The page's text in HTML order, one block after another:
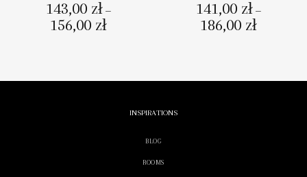
143,00 zł –
156,00 złZakres
cen:
141,00 zł –
186,00 złZakres
cen:
INSPIRATIONS
BLOG
ROOMS